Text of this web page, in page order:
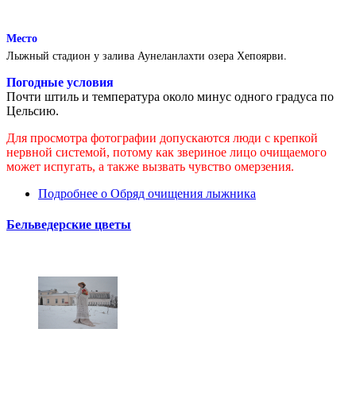
Место
Лыжный стадион у залива Аунеланлахти озера Хепоярви.
Погодные условия
Почти штиль и температура около минус одного градуса по
Цельсию.
Для просмотра фотографии допускаются люди с крепкой
нервной системой, потому как звериное лицо очищаемого
может испугать, а также вызвать чувство омерзения.
Подробнее о Обряд очищения лыжника
Бельведерские цветы